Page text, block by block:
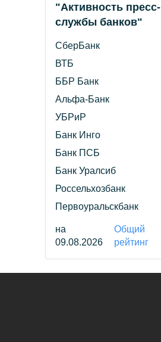
"Активность пресс-
службы банков"
СберБанк
ВТБ
ББР Банк
Альфа-Банк
УБРиР
Банк Инго
Банк ПСБ
Банк Уралсиб
Россельхозбанк
Первоуральскбанк
на
09.08.2026
Общий
рейтинг